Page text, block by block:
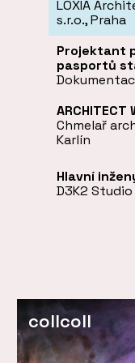
LOXIA
s.r.o., Praha
Projektant
pasportů
ARCHITECT
Chmelař
Karlín
Hlavní
D3K2 Studio
collcoll